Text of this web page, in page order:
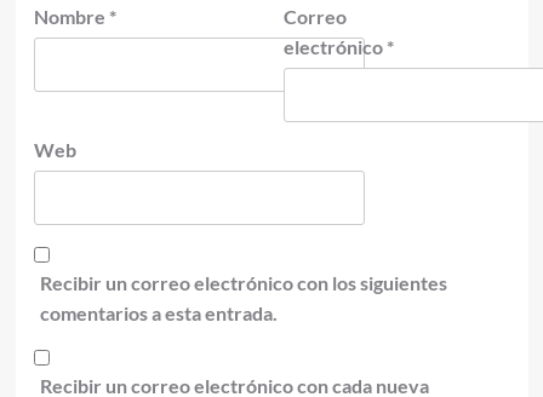
Nombre *
Correo
electrónico *
Web
Recibir un correo electrónico con los siguientes
comentarios a esta entrada.
Recibir un correo electrónico con cada nueva